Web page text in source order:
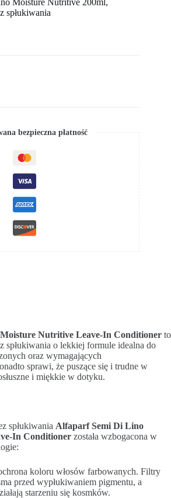
spłukiwania
bezpieczna płatność
Nutritive Leave-In Conditioner to
spłukiwania o lekkiej formule idealna do
oraz wymagających
sprawi, że puszące się i trudne w
i miękkie w dotyku.
spłukiwania Alfaparf Semi Di Lino
In Conditioner została wzbogacona w
koloru włosów farbowanych. Filtry
przed wypłukiwaniem pigmentu, a
starzeniu się kosmków.